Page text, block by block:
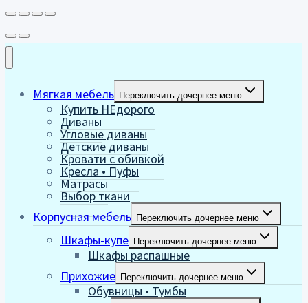
Мягкая мебель Переключить дочернее меню
Купить НЕдорого
Диваны
Угловые диваны
Детские диваны
Кровати с обивкой
Кресла • Пуфы
Матрасы
Выбор ткани
Корпусная мебель Переключить дочернее меню
Шкафы-купе Переключить дочернее меню
Шкафы распашные
Прихожие Переключить дочернее меню
Обувницы • Тумбы